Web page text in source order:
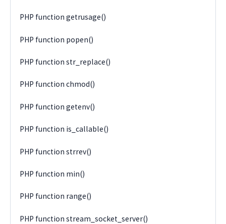
PHP function getrusage()
PHP function popen()
PHP function str_replace()
PHP function chmod()
PHP function getenv()
PHP function is_callable()
PHP function strrev()
PHP function min()
PHP function range()
PHP function stream_socket_server()